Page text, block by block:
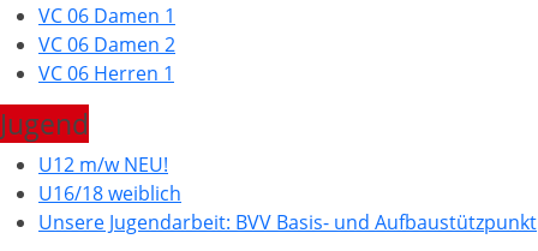
VC 06 Damen 1
VC 06 Damen 2
VC 06 Herren 1
Jugend
U12 m/w NEU!
U16/18 weiblich
Unsere Jugendarbeit: BVV Basis- und Aufbaustützpunkt